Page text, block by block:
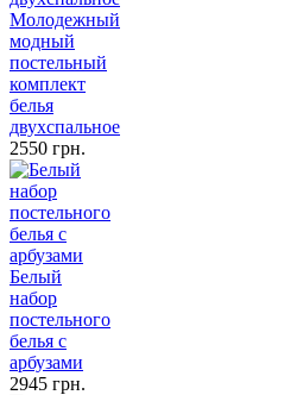
Молодежный
модный
постельный
комплект
белья
двухспальное
2550 грн.
Белый
набор
постельного
белья с
арбузами
2945 грн.